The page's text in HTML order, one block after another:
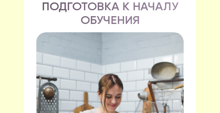
ПОДГОТОВКА К НАЧАЛУ
ОБУЧЕНИЯ